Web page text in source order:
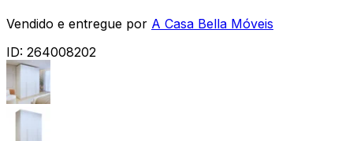
Vendido e entregue por A Casa Bella Móveis
ID: 264008202